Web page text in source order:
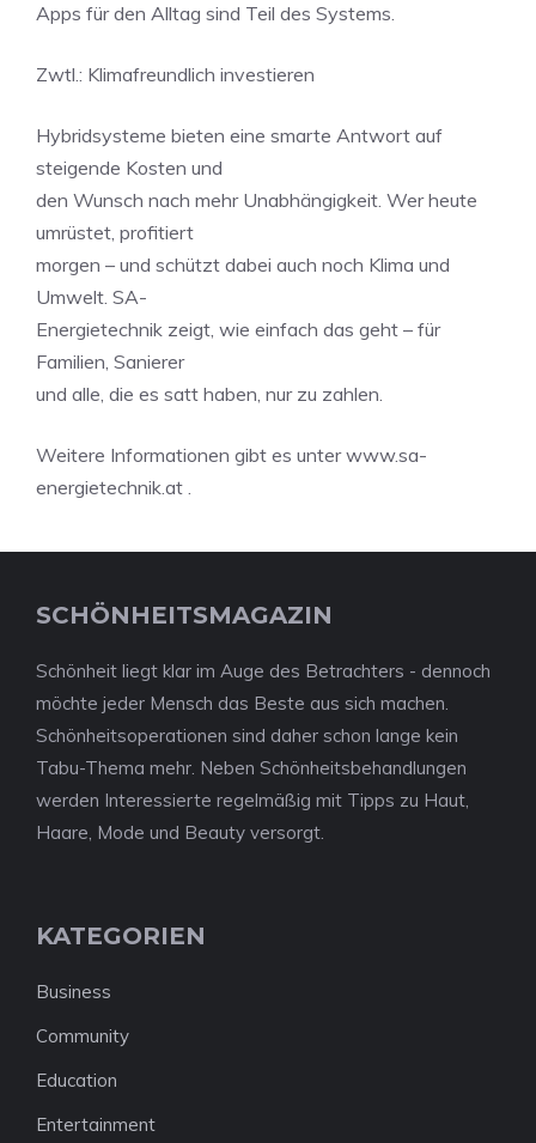
Apps für den Alltag sind Teil des Systems.
Zwtl.: Klimafreundlich investieren
Hybridsysteme bieten eine smarte Antwort auf
steigende Kosten und
den Wunsch nach mehr Unabhängigkeit. Wer heute
umrüstet, profitiert
morgen – und schützt dabei auch noch Klima und
Umwelt. SA-
Energietechnik zeigt, wie einfach das geht – für
Familien, Sanierer
und alle, die es satt haben, nur zu zahlen.
Weitere Informationen gibt es unter www.sa-
energietechnik.at .
SCHÖNHEITSMAGAZIN
Schönheit liegt klar im Auge des Betrachters - dennoch
möchte jeder Mensch das Beste aus sich machen.
Schönheitsoperationen sind daher schon lange kein
Tabu-Thema mehr. Neben Schönheitsbehandlungen
werden Interessierte regelmäßig mit Tipps zu Haut,
Haare, Mode und Beauty versorgt.
KATEGORIEN
Business
Community
Education
Entertainment